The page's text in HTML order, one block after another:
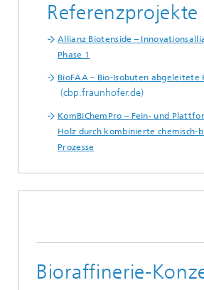
Referenzprojekte
Allianz Biotenside –
Phase 1
BioFAA – Bio-Isobuten
(cbp.fraunhofer.de)
KomBiChemPro – Fein- und
Holz durch kombinierte chemisch-
Prozesse
Bioraffinerie-